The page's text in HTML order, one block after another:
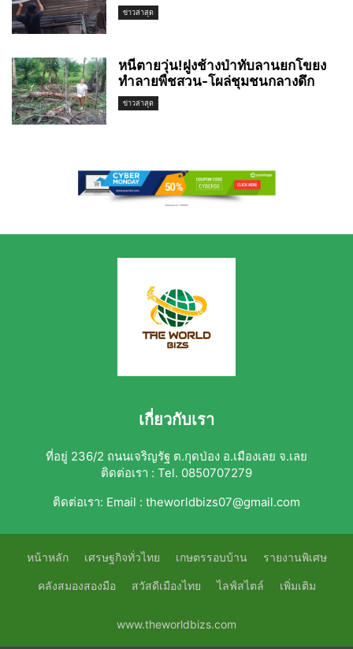
ข่าวล่าสุด
หนีตายวุ่น!ฝูงช้างป่าทับลานยกโขยง
ทำลายพืชสวน-โผล่ชุมชนกลางดึก
ข่าวล่าสุด
เกี่ยวกับเรา
ที่อยู่ 236/2 ถนนเจริญรัฐ ต.กุดป่อง อ.เมืองเลย จ.เลย
ติดต่อเรา : Tel. 0850707279
ติดต่อเรา: Email : theworldbizs07@gmail.com
หน้าหลัก เศรษฐกิจทั่วไทย เกษตรรอบบ้าน รายงานพิเศษ
คลังสมองสองมือ สวัสดีเมืองไทย ไลฟ์สไตล์ เพิ่มเติม
www.theworldbizs.com